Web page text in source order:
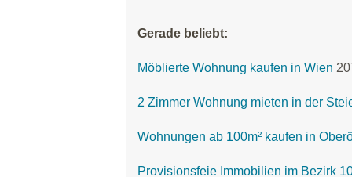
Gerade beliebt:
Möblierte Wohnung kaufen in Wien
2 Zimmer Wohnung mieten in der
Wohnungen ab 100m² kaufen in
Provisionsfeie Immobilien im Bezirk